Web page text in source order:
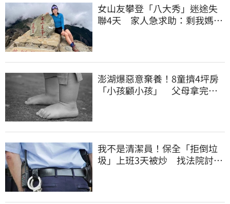
女山友攀登「八大秀」迷途失
聯4天 家人急求助：剩我媽還
澎湖爆惡意棄養！8童擠4坪房
「小孩顧小孩」 父母拿完補
我不是清潔員！保全「拒倒垃
圾」上班3天被炒 找法院討公